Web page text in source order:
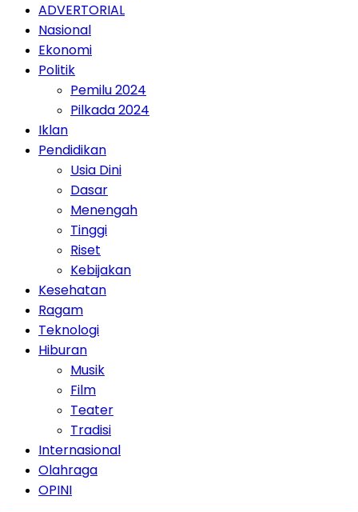
ADVERTORIAL
Nasional
Ekonomi
Politik
Pemilu 2024
Pilkada 2024
Iklan
Pendidikan
Usia Dini
Dasar
Menengah
Tinggi
Riset
Kebijakan
Kesehatan
Ragam
Teknologi
Hiburan
Musik
Film
Teater
Tradisi
Internasional
Olahraga
OPINI